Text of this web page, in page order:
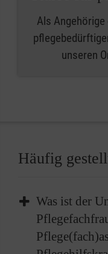
Als
unseren
Häufig
Was ist der